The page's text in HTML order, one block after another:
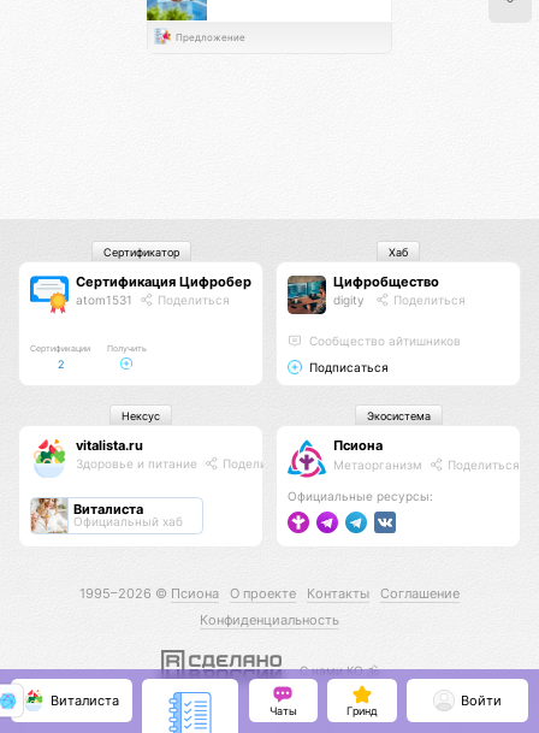
Предложение
Сертификация Цифроберов
atom1531 Поделиться
Сертификации
2
Получить
Сертификатор
Цифробщество
digity Поделиться
Сообщество айтишников
Подписаться
Хаб
vitalista.ru
Здоровье и питание Поделиться
Виталиста
Официальный хаб
Нексус
Псиона
Метаорганизм Поделиться
Официальные ресурсы:
Экосистема
1995–2026 © Псиона О проекте Контакты
Соглашение
Конфиденциальность
С нами КО 🕉️
Виталиста
Чаты Гринд
Войти